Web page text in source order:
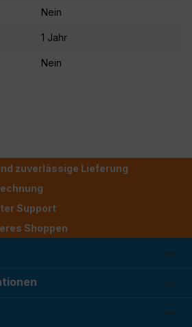
Nein
1 Jahr
Nein
zuverlässige Lieferung
Support
Shoppen